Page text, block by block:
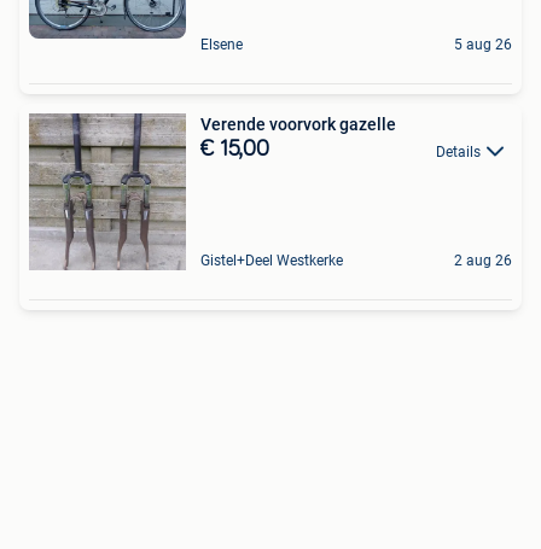
Elsene 5 aug 26
Verende voorvork gazelle
€ 15,00 Details
Gistel+Deel Westkerke 2 aug 26